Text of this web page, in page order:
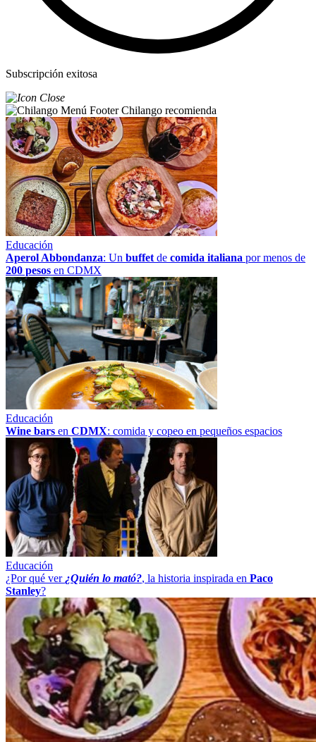
Subscripción exitosa
Chilango recomienda
Educación
Aperol Abbondanza: Un buffet de comida italiana por menos de
200 pesos en CDMX
Educación
Wine bars en CDMX: comida y copeo en pequeños espacios
Educación
¿Por qué ver ¿Quién lo mató?, la historia inspirada en Paco
Stanley?